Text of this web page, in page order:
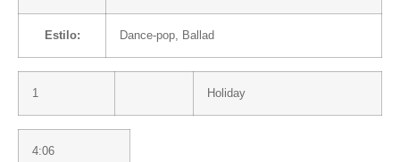
Estilo: Dance-pop, Ballad
1 Holiday
4:06